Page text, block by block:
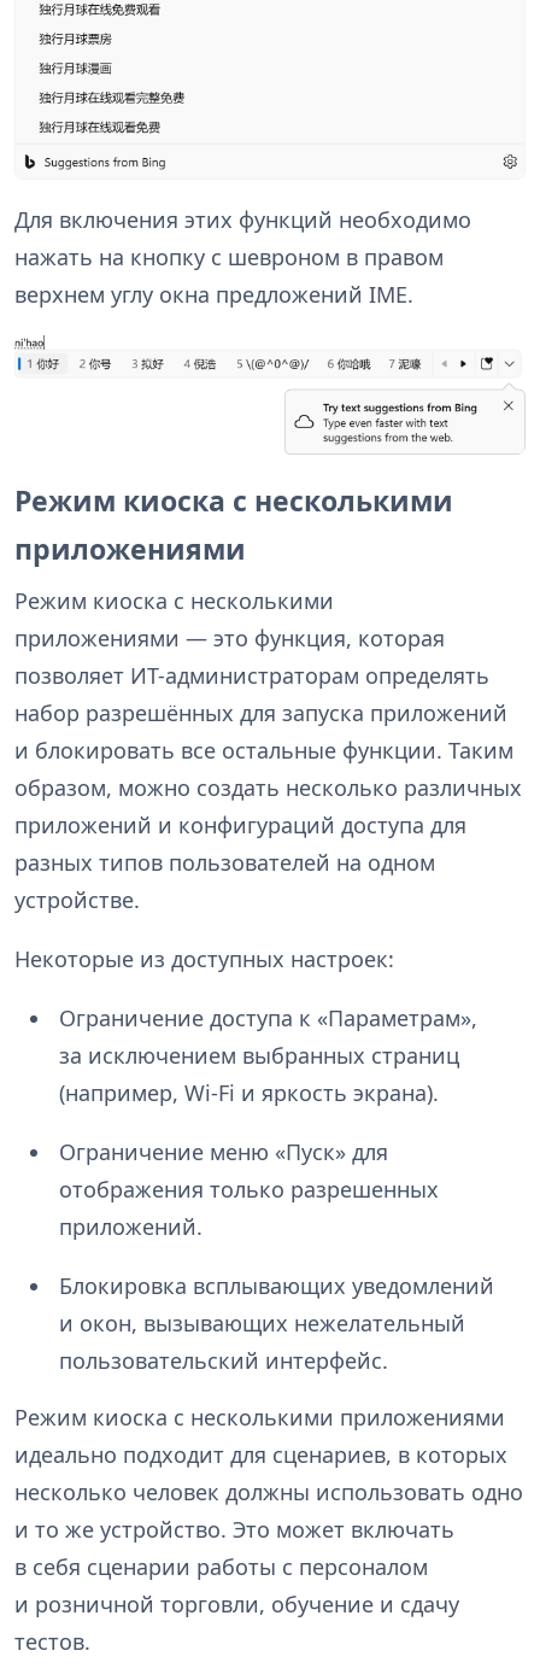
Для включения этих функций необходимо
нажать на кнопку с шевроном в правом
верхнем углу окна предложений IME.
Режим киоска с несколькими
приложениями
Режим киоска с несколькими
приложениями — это функция, которая
позволяет ИТ-администраторам определять
набор разрешённых для запуска приложений
и блокировать все остальные функции. Таким
образом, можно создать несколько различных
приложений и конфигураций доступа для
разных типов пользователей на одном
устройстве.
Некоторые из доступных настроек:
Ограничение доступа к «Параметрам»,
за исключением выбранных страниц
(например, Wi-Fi и яркость экрана).
Ограничение меню «Пуск» для
отображения только разрешенных
приложений.
Блокировка всплывающих уведомлений
и окон, вызывающих нежелательный
пользовательский интерфейс.
Режим киоска с несколькими приложениями
идеально подходит для сценариев, в которых
несколько человек должны использовать одно
и то же устройство. Это может включать
в себя сценарии работы с персоналом
и розничной торговли, обучение и сдачу
тестов.